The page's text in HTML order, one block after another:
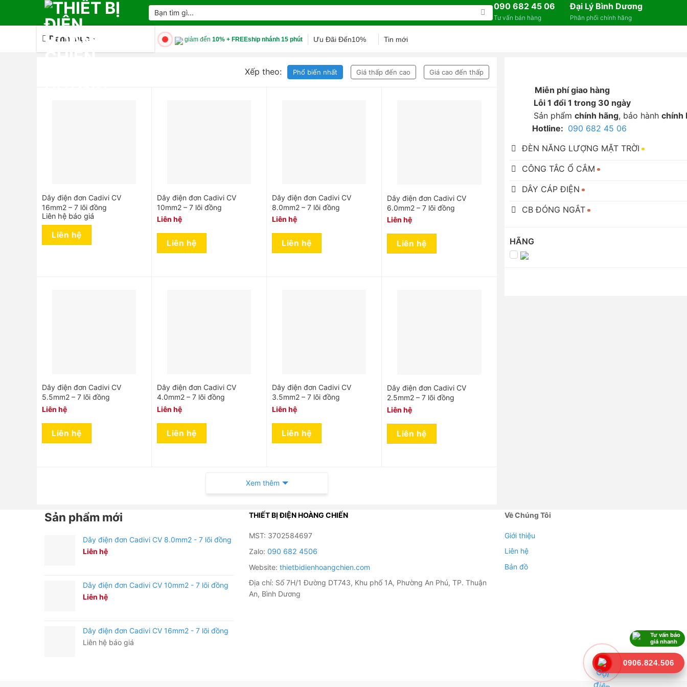
Tìm
kiếm:
090 682 45 06
Tư vấn bán hàng
Đại Lý Bình Dương
Phân phối chính hãng
Danh mục giảm đến 10% + FREEship nhánh 15 phút Ưu Đãi Đến10% Tin mới
Xếp theo: Phổ biến nhất Giá thấp đến cao Giá cao đến thấp
Dây điện đơn Cadivi CV
16mm2 – 7 lõi đồng
Liên hệ báo giá
Liên hệ
Dây điện đơn Cadivi CV
10mm2 – 7 lõi đồng
Liên hệ
Liên hệ
Dây điện đơn Cadivi CV
8.0mm2 – 7 lõi đồng
Liên hệ
Liên hệ
Dây điện đơn Cadivi CV
6.0mm2 – 7 lõi đồng
Liên hệ
Liên hệ
Dây điện đơn Cadivi CV
5.5mm2 – 7 lõi đồng
Liên hệ
Liên hệ
Dây điện đơn Cadivi CV
4.0mm2 – 7 lõi đồng
Liên hệ
Liên hệ
Dây điện đơn Cadivi CV
3.5mm2 – 7 lõi đồng
Liên hệ
Liên hệ
Dây điện đơn Cadivi CV
2.5mm2 – 7 lõi đồng
Liên hệ
Liên hệ
Xem thêm
Miễn phí giao hàng
Lỗi 1 đổi 1 trong 30 ngày
Sản phẩm chính hãng, bảo hành chính
Hotline: 090 682 45 06
ĐÈN NĂNG LƯỢNG MẶT TRỜI
CÔNG TẮC Ổ CẮM
DÂY CÁP ĐIỆN
CB ĐÓNG NGẮT
HÃNG
Sản phẩm mới
Dây điện đơn Cadivi CV 8.0mm2 - 7 lõi đồng
Liên hệ
Dây điện đơn Cadivi CV 10mm2 - 7 lõi đồng
Liên hệ
Dây điện đơn Cadivi CV 16mm2 - 7 lõi đồng
Liên hệ báo giá
THIẾT BỊ ĐIỆN HOÀNG CHIẾN
MST: 3702584697
Zalo: 090 682 4506
Website: thietbidienhoangchien.com
Địa chỉ: Số 7H/1 Đường DT743, Khu phố 1A, Phường An Phú, TP. Thuận
An, Bình Dương
Về Chúng Tôi
Giới thiệu
Liên hệ
Bản đồ
Tư vấn báo
giá nhanh
0906.824.506